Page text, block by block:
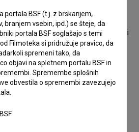
film. Nastopajo
Brvar. Žanrsko je opredeljen kot
jeTomaž Letnar. Nastal je v produkciji
portala BSF (t.j. z brskanjem,
branjem vsebin, ipd.) se šteje, da
portala BSF soglašajo s temi
Filmoteka si pridružuje pravico, da
spremeni tako, da
objavi na spletnem portalu BSF in
Spremembe splošnih
obvestila o spremembi zavezujejo